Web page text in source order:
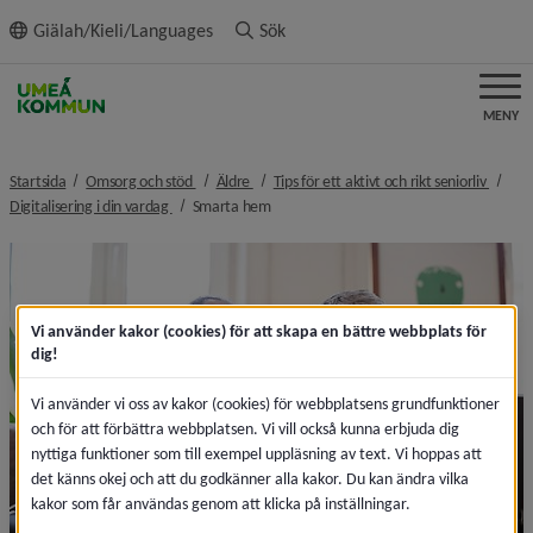
innehållet
Giälah/Kieli/Languages Sök
MENY
Startsida Omsorg och stöd nivå i brödsmulenavigeringen
Äldre nivå i brödsmulenavigeringen
Tips för ett aktivt och rikt seniorliv nivå i
Digitalisering i din vardag nivå i brödsmulenavigeringen
Smarta hemnivå i brödsmulenavigeringen
Vi använder kakor (cookies) för att skapa en bättre webbplats för
dig!
Vi använder vi oss av kakor (cookies) för webbplatsens grundfunktioner
och för att förbättra webbplatsen. Vi vill också kunna erbjuda dig
nyttiga funktioner som till exempel uppläsning av text. Vi hoppas att
det känns okej och att du godkänner alla kakor. Du kan ändra vilka
kakor som får användas genom att klicka på inställningar.